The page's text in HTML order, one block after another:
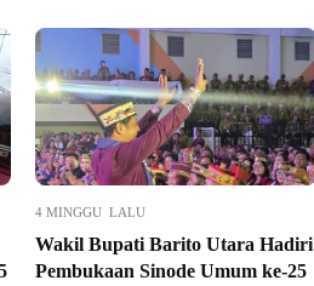
4 MINGGU LALU
Wakil Bupati Barito Utara Hadiri
Pembukaan Sinode Umum ke-25